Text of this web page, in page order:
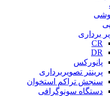
برداری
CR
DR
پانورکس
پرینتر تصویربرداری
سنجش تراکم استخوان
دستگاه سونوگرافی